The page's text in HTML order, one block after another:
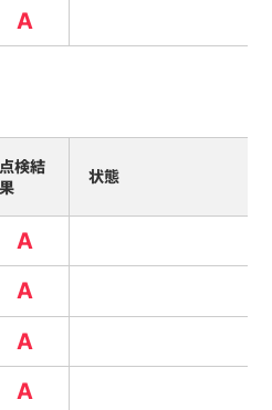
A
点検結
果
状態
A
A
A
A